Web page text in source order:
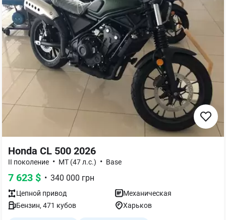
Honda CL 500 2026
II поколение • МТ (47 л.с.) • Base
7 623 $ • 340 000 грн
Цепной привод
Механическая
Бензин, 471 кубов Харьков